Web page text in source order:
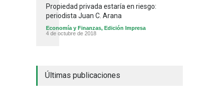
Propiedad privada estaría en riesgo:
periodista Juan C. Arana
Economía y Finanzas, Edición Impresa
4 de octubre de 2018
Últimas publicaciones